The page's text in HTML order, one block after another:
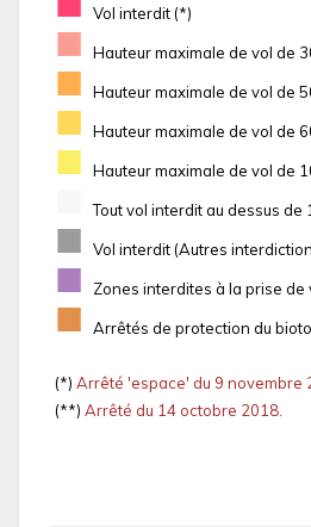
Vol interdit (*)
■ Hauteur maximale de vol de
■ Hauteur maximale de vol de
■ Hauteur maximale de vol de
■ Hauteur maximale de vol de
Tout vol interdit au dessus de
■ Vol interdit (Autres
■ Zones interdites à la prise
■ Arrêtés de protection du
(*) Arrêté 'espace' du 9 novembre
(**) Arrêté du 14 octobre 2018.